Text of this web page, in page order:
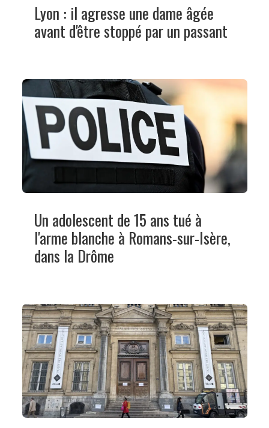
Lyon : il agresse une dame âgée
avant d'être stoppé par un passant
Un adolescent de 15 ans tué à
l'arme blanche à Romans-sur-Isère,
dans la Drôme